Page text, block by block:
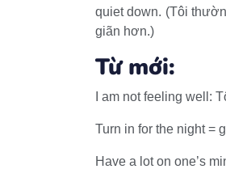
quiet down. (Tôi
giãn hơn.)
Từ mới:
I am not feeling well:
Turn in for the night =
Have a lot on one’s